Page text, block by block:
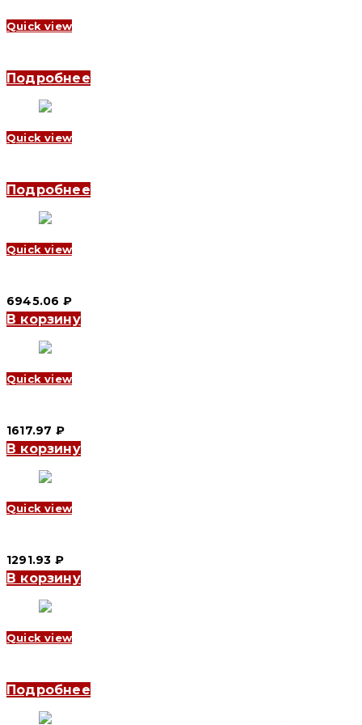
Quick view
Подробнее
Quick view
Подробнее
Quick view
6945.06 ₽
В корзину
Quick view
1617.97 ₽
В корзину
Quick view
1291.93 ₽
В корзину
Quick view
Подробнее